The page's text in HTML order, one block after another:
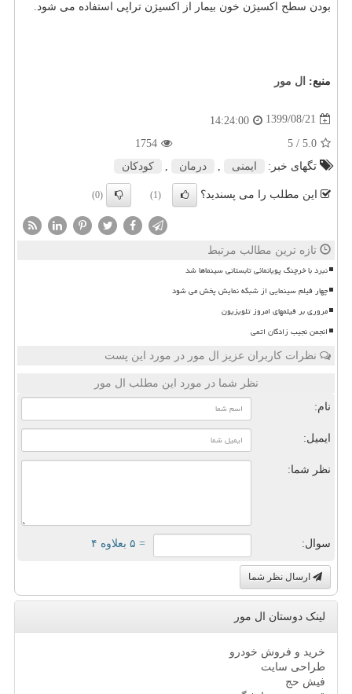
بودن سطح اکسیژن خون بیمار از اکسیژن تراپی استفاده می شود.
منبع: ال مور
1399/08/21
14:24:00
5.0
/ 5
1754
تگهای خبر:
ایمنی درمان كودكان
این مطلب را می پسندید؟ (1)
(0)
تازه ترین مطالب مرتبط
نبرد با خرچنگ پویانمائی تابستانی سینماها شد
چهار فیلم سینمایی از شبکه نمایش پخش می شود
مروری بر فیلمهای امروز تلویزیون
انجمن نجیب زادگان اتمی
نظرات کاربران عزیز ال مور در مورد این پست
نظر شما در مورد این مطلب ال مور
نام:
ایمیل:
نظر شما:
سوال: = ۵ بعلاوه ۴
ارسال نظر شما
لینک دوستان ال مور
خرید و فروش خودرو
طراحی سایت
فیش حج